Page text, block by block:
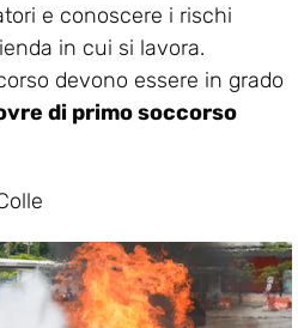
e conoscere i rischi
in cui si lavora.
devono essere in grado
di primo soccorso